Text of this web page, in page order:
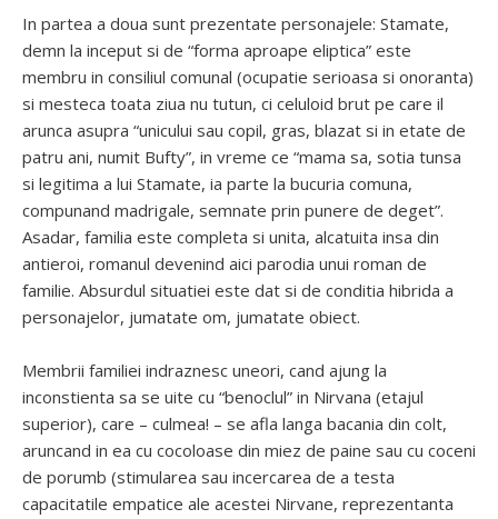
In partea a doua sunt prezentate personajele: Stamate,
demn la inceput si de “forma aproape eliptica” este
membru in consiliul comunal (ocupatie serioasa si onoranta)
si mesteca toata ziua nu tutun, ci celuloid brut pe care il
arunca asupra “unicului sau copil, gras, blazat si in etate de
patru ani, numit Bufty”, in vreme ce “mama sa, sotia tunsa
si legitima a lui Stamate, ia parte la bucuria comuna,
compunand madrigale, semnate prin punere de deget”.
Asadar, familia este completa si unita, alcatuita insa din
antieroi, romanul devenind aici parodia unui roman de
familie. Absurdul situatiei este dat si de conditia hibrida a
personajelor, jumatate om, jumatate obiect.
Membrii familiei indraznesc uneori, cand ajung la
inconstienta sa se uite cu “benoclul” in Nirvana (etajul
superior), care – culmea! – se afla langa bacania din colt,
aruncand in ea cu cocoloase din miez de paine sau cu coceni
de porumb (stimularea sau incercarea de a testa
capacitatile empatice ale acestei Nirvane, reprezentanta